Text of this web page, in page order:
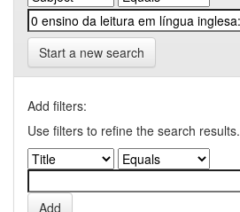
Start a new search
Add filters:
Use filters to refine the search results.